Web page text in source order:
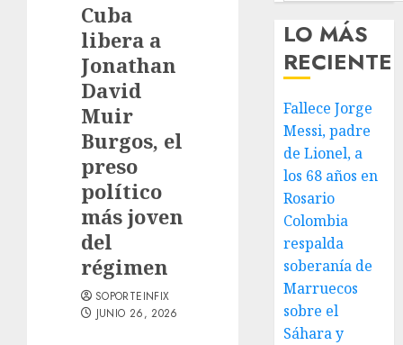
Cuba
libera a
Jonathan
David
Muir
Burgos, el
preso
político
más joven
del
régimen
SOPORTEINFIX
JUNIO 26, 2026
LO MÁS
RECIENTE
Fallece Jorge
Messi, padre
de Lionel, a
los 68 años en
Rosario
Colombia
respalda
soberanía de
Marruecos
sobre el
Sáhara y